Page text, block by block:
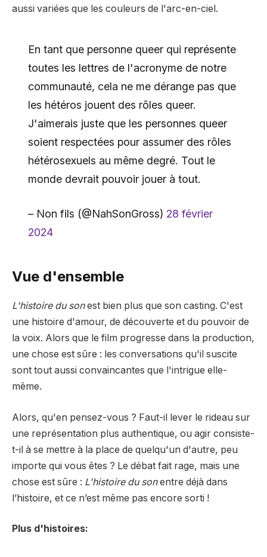
aussi variées que les couleurs de l'arc-en-ciel.
En tant que personne queer qui représente
toutes les lettres de l'acronyme de notre
communauté, cela ne me dérange pas que
les hétéros jouent des rôles queer.
J'aimerais juste que les personnes queer
soient respectées pour assumer des rôles
hétérosexuels au même degré. Tout le
monde devrait pouvoir jouer à tout.
– Non fils (@NahSonGross) 28 février
2024
Vue d'ensemble
L'histoire du sonest bien plus que son casting. C'est
une histoire d'amour, de découverte et du pouvoir de
la voix. Alors que le film progresse dans la production,
une chose est sûre : les conversations qu'il suscite
sont tout aussi convaincantes que l'intrigue elle-
même.
Alors, qu'en pensez-vous ? Faut-il lever le rideau sur
une représentation plus authentique, ou agir consiste-
t-il à se mettre à la place de quelqu'un d'autre, peu
importe qui vous êtes ? Le débat fait rage, mais une
chose est sûre : L'histoire du sonentre déjà dans
l’histoire, et ce n’est même pas encore sorti !
Plus d'histoires: